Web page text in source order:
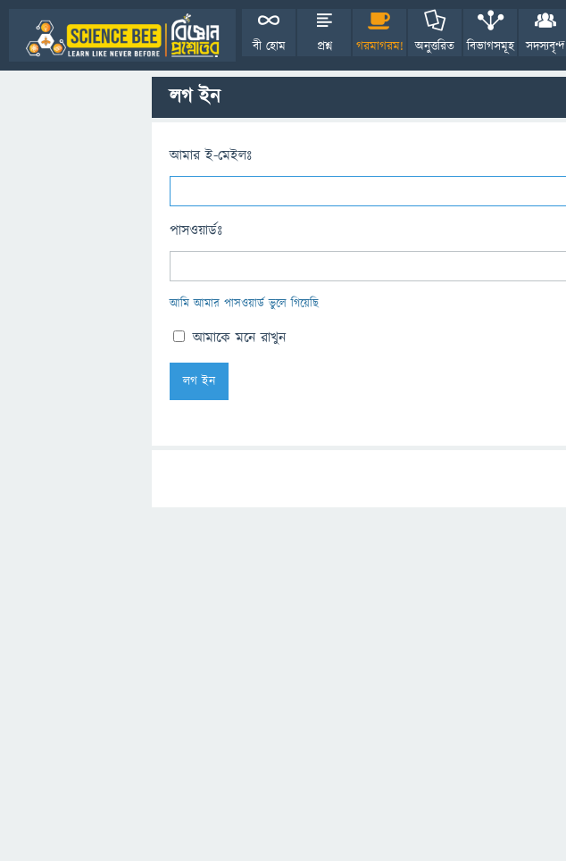
বী হোম প্রশ্ন গরমাগরম! অনুত্তরিত বিভাগসমূহ সদস্যবৃন্দ
লগ ইন
আমার ই-মেইলঃ
পাসওয়ার্ডঃ
আমি আমার পাসওয়ার্ড ভুলে গিয়েছি
আমাকে মনে রাখুন